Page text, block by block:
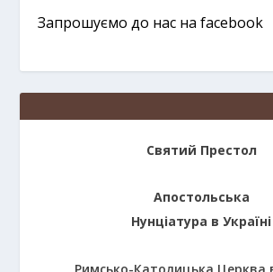
Запрошуємо до нас на facebook
Святий Престол
Апостольська
Нунціатура в Україні